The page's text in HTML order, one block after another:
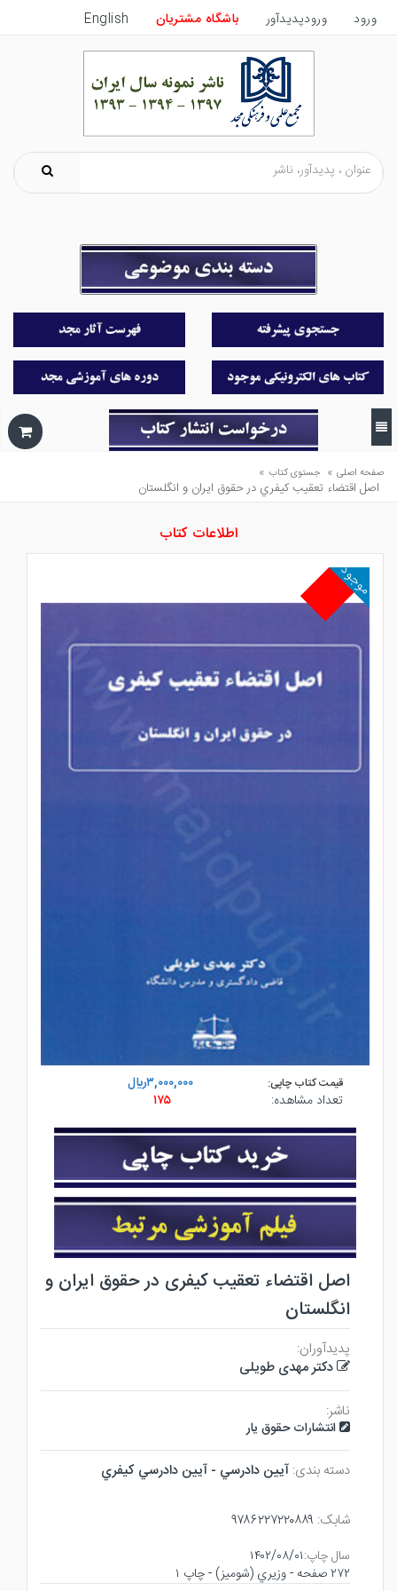
ورود ورودپدیدآور باشگاه مشتریان English
صفحه اصلی » جستوی کتاب »
اصل اقتضاء تعقيب كيفري در حقوق ايران و انگلستان
اطلاعات کتاب
موجود
قیمت کتاب چاپی:
۳,۰۰۰,۰۰۰ريال
تعداد مشاهده:
۱۷۵
اصل اقتضاء تعقیب کیفری در حقوق ایران و
انگلستان
پدیدآوران:
دکتر مهدی طویلی
ناشر:
انتشارات حقوق یار
دسته بندی: آيين دادرسي - آيين دادرسي كيفري
شابک: ۹۷۸۶۲۲۷۲۲۰۸۸۹
سال چاپ:۱۴۰۲/۰۸/۰۱
۲۷۲ صفحه - وزيري (شوميز) - چاپ ۱